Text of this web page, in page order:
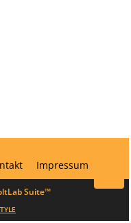
Impressum
Suite™